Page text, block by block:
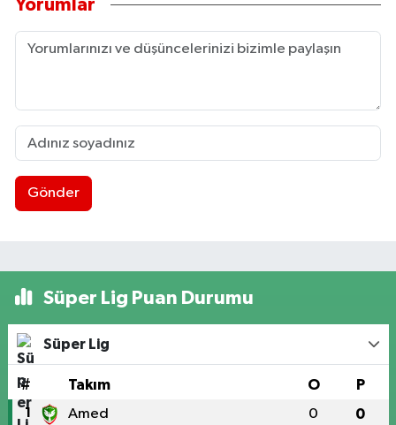
Yorumlar
Gönder
Süper Lig Puan Durumu
Süper Lig
# Takım O P
1 Amed 0 0